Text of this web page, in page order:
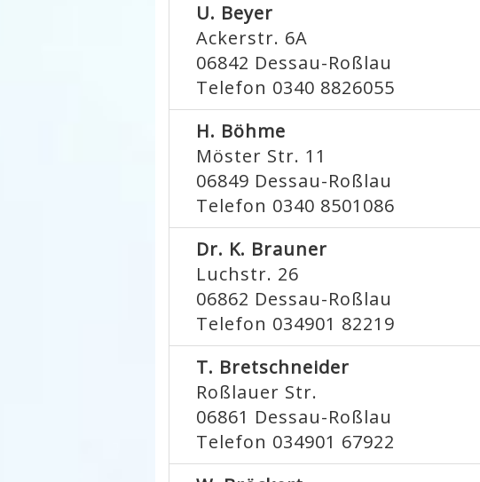
U. Beyer
Ackerstr. 6A
06842 Dessau-Roßlau
Telefon 0340 8826055
H. Böhme
Möster Str. 11
06849 Dessau-Roßlau
Telefon 0340 8501086
Dr. K. Brauner
Luchstr. 26
06862 Dessau-Roßlau
Telefon 034901 82219
T. Bretschneider
Roßlauer Str.
06861 Dessau-Roßlau
Telefon 034901 67922